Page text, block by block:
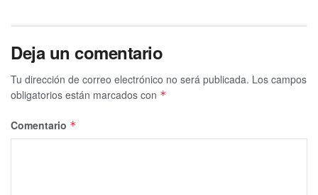
Deja un comentario
Tu dirección de correo electrónico no será publicada. Los campos
obligatorios están marcados con *
Comentario *